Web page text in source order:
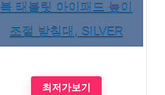
북 태블릿 아이패드 높이
조절 받침대, SILVER
최저가보기